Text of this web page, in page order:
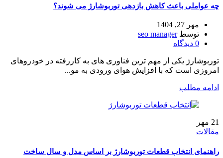
چه عواملی باعث کاهش بازدهی توربوشارژ می‌ شوند؟
مهر 27, 1404
توسط seo manager
0 دیدگاه
توربوشارژ یکی از مهم ترین فناوری های به کاررفته در خودروهای
امروزی است که با افزایش هوای ورودی به مو...
ادامه مطلب
21 مهر
مقالات
راهنمای انتخاب قطعات توربوشارژ بر اساس مدل و سال ساخت